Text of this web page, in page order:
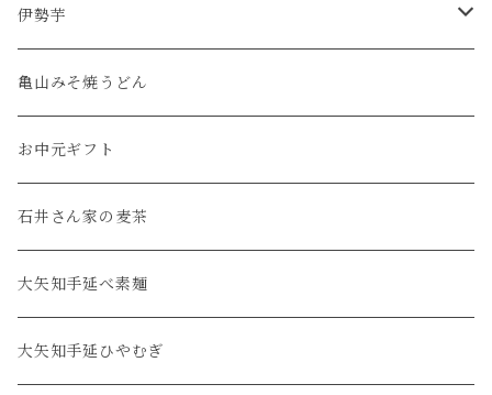
ギフト
伊勢芋
秀品
優品
ギフト
亀山みそ焼うどん
お中元ギフト
石井さん家の麦茶
大矢知手延べ素麺
大矢知手延ひやむぎ